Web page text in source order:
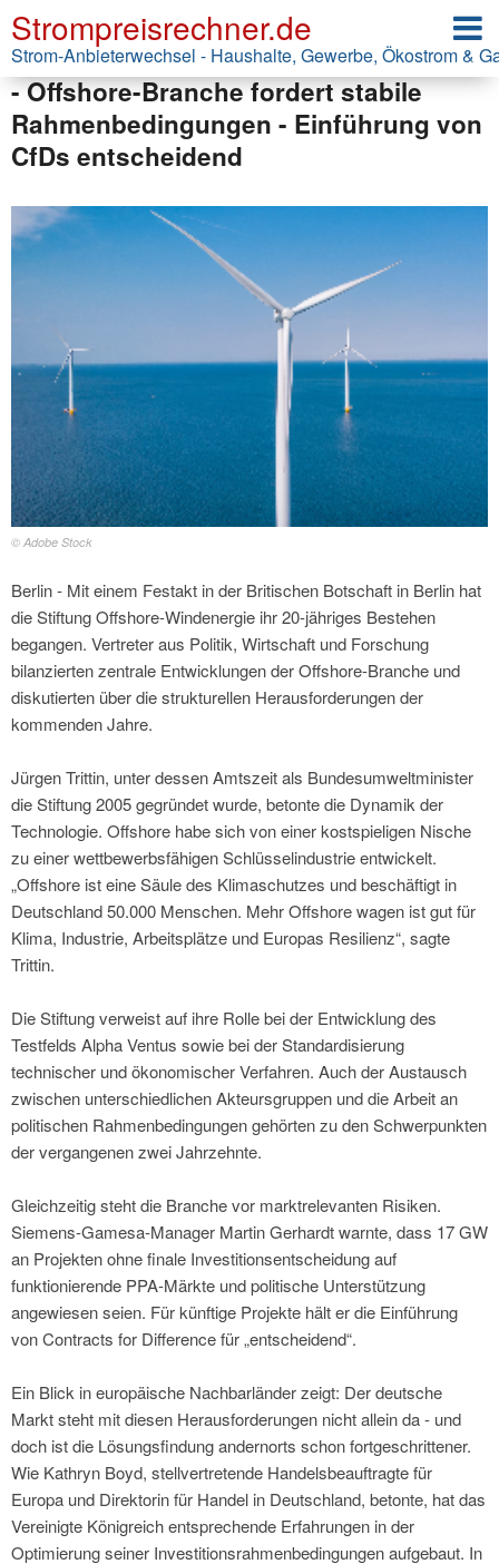
Strompreisrechner.de
Strom-Anbieterwechsel - Haushalte, Gewerbe, Ökostrom &
20 Jahre Offshore-Stiftung:
Deutschland bremst - UK beschleunigt
- Offshore-Branche fordert stabile
Rahmenbedingungen - Einführung von
CfDs entscheidend
© Adobe Stock
Berlin - Mit einem Festakt in der Britischen Botschaft in Berlin hat
die Stiftung Offshore-Windenergie ihr 20-jähriges Bestehen
begangen. Vertreter aus Politik, Wirtschaft und Forschung
bilanzierten zentrale Entwicklungen der Offshore-Branche und
diskutierten über die strukturellen Herausforderungen der
kommenden Jahre.
Jürgen Trittin, unter dessen Amtszeit als Bundesumweltminister
die Stiftung 2005 gegründet wurde, betonte die Dynamik der
Technologie. Offshore habe sich von einer kostspieligen Nische
zu einer wettbewerbsfähigen Schlüsselindustrie entwickelt.
„Offshore ist eine Säule des Klimaschutzes und beschäftigt in
Deutschland 50.000 Menschen. Mehr Offshore wagen ist gut für
Klima, Industrie, Arbeitsplätze und Europas Resilienz“, sagte
Trittin.
Die Stiftung verweist auf ihre Rolle bei der Entwicklung des
Testfelds Alpha Ventus sowie bei der Standardisierung
technischer und ökonomischer Verfahren. Auch der Austausch
zwischen unterschiedlichen Akteursgruppen und die Arbeit an
politischen Rahmenbedingungen gehörten zu den Schwerpunkten
der vergangenen zwei Jahrzehnte.
Gleichzeitig steht die Branche vor marktrelevanten Risiken.
Siemens-Gamesa-Manager Martin Gerhardt warnte, dass 17 GW
an Projekten ohne finale Investitionsentscheidung auf
funktionierende PPA-Märkte und politische Unterstützung
angewiesen seien. Für künftige Projekte hält er die Einführung
von Contracts for Difference für „entscheidend“.
Ein Blick in europäische Nachbarländer zeigt: Der deutsche
Markt steht mit diesen Herausforderungen nicht allein da - und
doch ist die Lösungsfindung andernorts schon fortgeschrittener.
Wie Kathryn Boyd, stellvertretende Handelsbeauftragte für
Europa und Direktorin für Handel in Deutschland, betonte, hat das
Vereinigte Königreich entsprechende Erfahrungen in der
Optimierung seiner Investitionsrahmenbedingungen aufgebaut. In